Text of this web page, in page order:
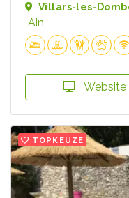
Villars-les-
Ain
Website
TOPKEUZE